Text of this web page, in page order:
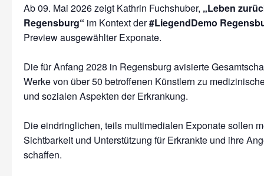
Ab 09. Mai 2026 zeigt Kathrin Fuchshuber, „Leben
Regensburg“ im Kontext der#LiegendDemo
Preview ausgewählter Exponate.
Die für Anfang 2028 in Regensburg avisierte
Werke von über 50 betroffenen Künstlern zu
und sozialen Aspekten der Erkrankung.
Die eindringlichen, teils multimedialen Exponate sollen
Sichtbarkeit und Unterstützung für Erkrankte und ihre
schaffen.